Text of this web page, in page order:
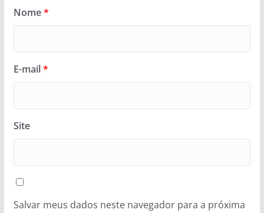
Nome*
E-mail*
Site
Salvar meus dados neste navegador para a próxima